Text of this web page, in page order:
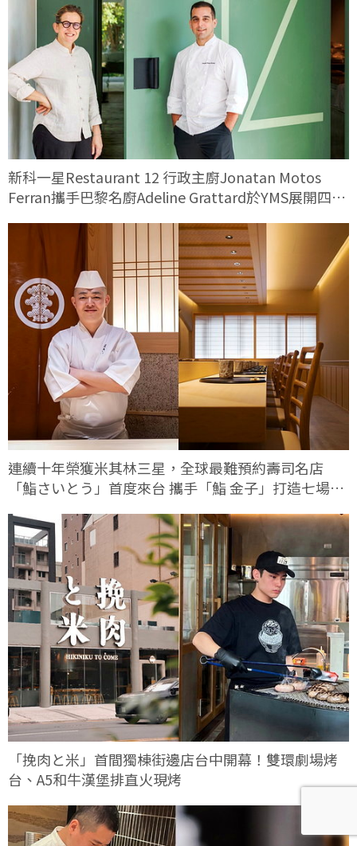
新科一星Restaurant 12 行政主廚Jonatan Motos
Ferran攜手巴黎名廚Adeline Grattard於YMS展開四手
連續十年榮獲米其林三星，全球最難預約壽司名店
「鮨さいとう」首度來台 攜手「鮨 金子」打造七場限
「挽肉と米」首間獨棟街邊店台中開幕！雙環劇場烤
台、A5和牛漢堡排直火現烤